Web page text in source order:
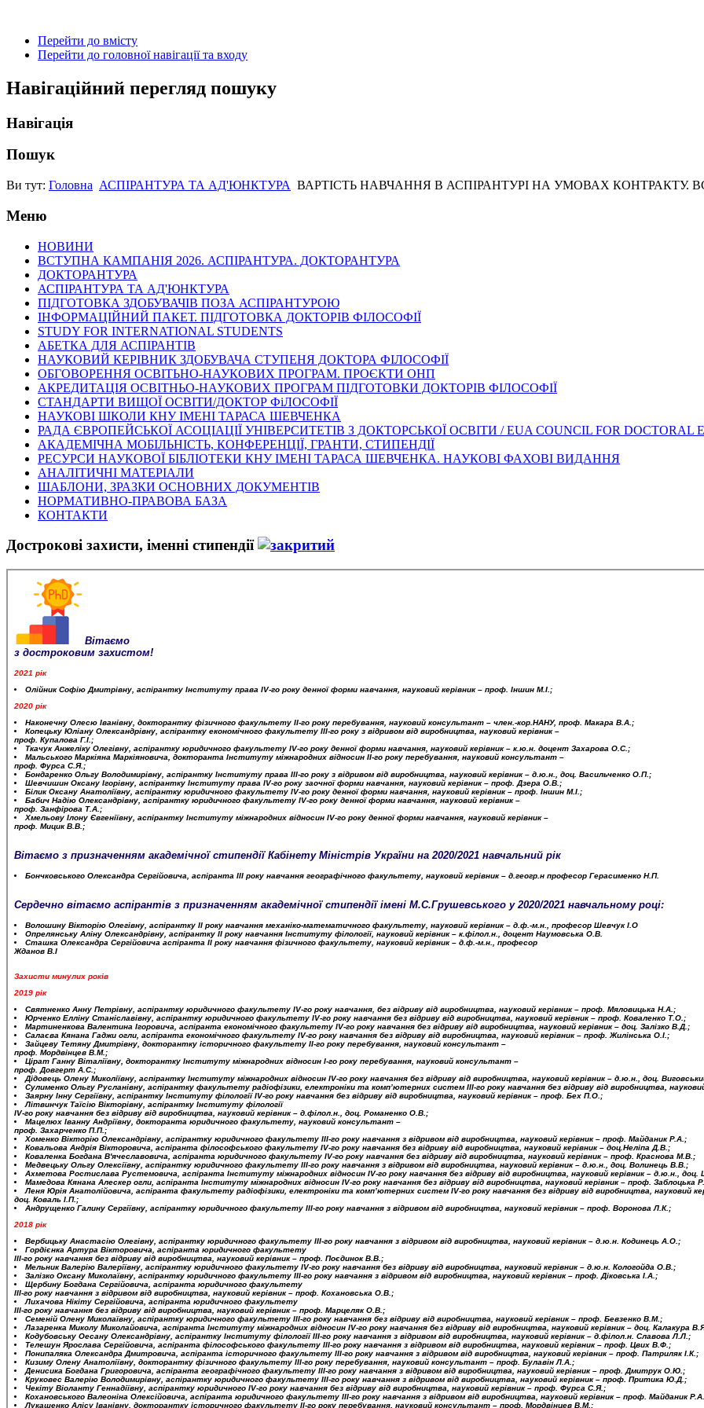
Перейти до вмісту
Перейти до головної навігації та входу
Навігаційний перегляд пошуку
Навігація
Пошук
Ви тут: Головна АСПІРАНТУРА ТА АД'ЮНКТУРА ВАРТІСТЬ НАВЧАННЯ В АСПІРАНТУРІ НА УМОВАХ КОНТРАКТУ.
Меню
НОВИНИ
ВСТУПНА КАМПАНІЯ 2026. АСПІРАНТУРА. ДОКТОРАНТУРА
ДОКТОРАНТУРА
АСПІРАНТУРА ТА АД'ЮНКТУРА
ПІДГОТОВКА ЗДОБУВАЧІВ ПОЗА АСПІРАНТУРОЮ
ІНФОРМАЦІЙНИЙ ПАКЕТ. ПІДГОТОВКА ДОКТОРІВ ФІЛОСОФІЇ
STUDY FOR INTERNATIONAL STUDENTS
АБЕТКА ДЛЯ АСПІРАНТІВ
НАУКОВИЙ КЕРІВНИК ЗДОБУВАЧА СТУПЕНЯ ДОКТОРА ФІЛОСОФІЇ
ОБГОВОРЕННЯ ОСВІТЬНО-НАУКОВИХ ПРОГРАМ. ПРОЄКТИ ОНП
АКРЕДИТАЦІЯ ОСВІТНЬО-НАУКОВИХ ПРОГРАМ ПІДГОТОВКИ ДОКТОРІВ ФІЛОСОФІЇ
СТАНДАРТИ ВИЩОЇ ОСВІТИ/ДОКТОР ФіЛОСОФІЇ
НАУКОВІ ШКОЛИ КНУ ІМЕНІ ТАРАСА ШЕВЧЕНКА
РАДА ЄВРОПЕЙСЬКОЇ АСОЦІАЦІЇ УНІВЕРСИТЕТІВ З ДОКТОРСЬКОЇ ОСВІТИ / EUA COUNCIL FOR DOCTORAL
АКАДЕМІЧНА МОБІЛЬНІСТЬ, КОНФЕРЕНЦІЇ, ГРАНТИ, СТИПЕНДІЇ
РЕСУРСИ НАУКОВОЇ БІБЛІОТЕКИ КНУ ІМЕНІ ТАРАСА ШЕВЧЕНКА. НАУКОВІ ФАХОВІ ВИДАННЯ
АНАЛІТИЧНІ МАТЕРІАЛИ
ШАБЛОНИ, ЗРАЗКИ ОСНОВНИХ ДОКУМЕНТІВ
НОРМАТИВНО-ПРАВОВА БАЗА
КОНТАКТИ
Дострокові захисти, іменні стипендії